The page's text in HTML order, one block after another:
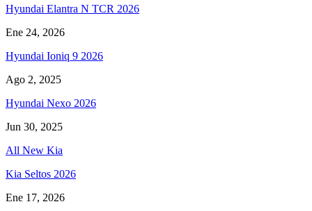
Hyundai Elantra N TCR 2026
Ene 24, 2026
Hyundai Ioniq 9 2026
Ago 2, 2025
Hyundai Nexo 2026
Jun 30, 2025
All New Kia
Kia Seltos 2026
Ene 17, 2026